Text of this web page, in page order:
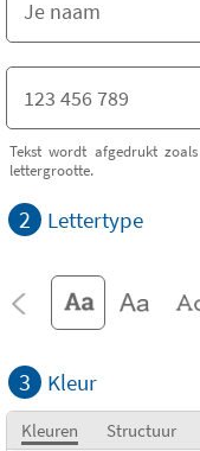
Tekst wordt afgedrukt
lettergrootte.
2 Lettertype
3 Kleur
Kleuren
Structuur